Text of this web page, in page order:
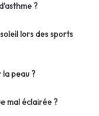
?
lors des sports
la peau ?
mal éclairée ?